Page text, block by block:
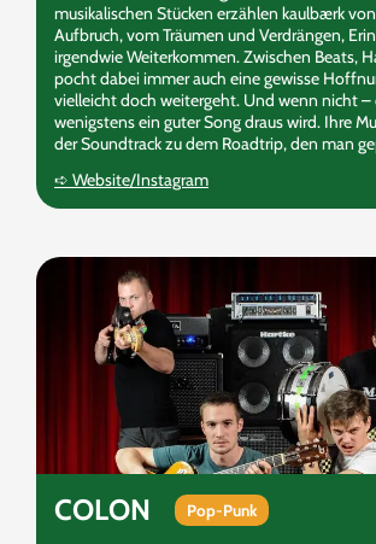
musikalischen Stücken erzählen kaulbærk
Aufbruch, vom Träumen und Verdrängen,
irgendwie Weiterkommen. Zwischen Beats,
pocht dabei immer auch eine gewisse
vielleicht doch weitergeht. Und wenn nicht –
wenigstens ein guter Song draus wird. Ihre
der Soundtrack zu dem Roadtrip, den man
Dörfer führt. Dorthin, wo es mit Umwegen
Nirgendwo mal neblig und auch mal klar ist.
Und das ist manchmal mehr, als man
auf „Play“ gedrückt hat. Seit ihrer Gründung
wurden kaulbærk sowohl bei Bayern 3 als
jeweils zum „Newcomer der Woche“ gekürt.
Dezember gaben sie ihr Bühnendebüt im
Nürnberger Club Stereo, wo sie erneut im
Rahmen der Konzertreihe NBG Sounds
➪ Website/Instagram
COLON Pop-Punk